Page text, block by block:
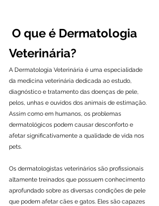
Veterinária?
A Dermatologia Veterinária é uma especialidade
da medicina veterinária dedicada ao estudo,
diagnóstico e tratamento das doenças de pele,
pelos, unhas e ouvidos dos animais de estimação.
Assim como em humanos, os problemas
dermatológicos podem causar desconforto e
afetar significativamente a qualidade de vida nos
pets.
Os dermatologistas veterinários são profissionais
altamente treinados que possuem conhecimento
aprofundado sobre as diversas condições de pele
que podem afetar cães e gatos. Eles são capazes